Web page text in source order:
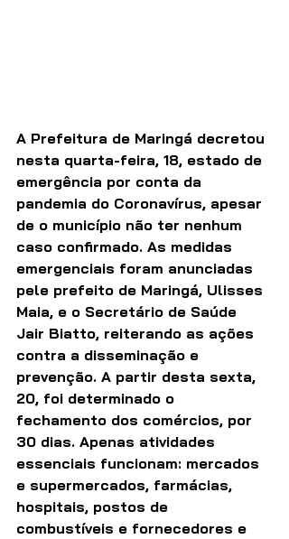
A Prefeitura de Maringá decretou
nesta quarta-feira, 18, estado de
emergência por conta da
pandemia do Coronavírus, apesar
de o município não ter nenhum
caso confirmado. As medidas
emergenciais foram anunciadas
pele prefeito de Maringá, Ulisses
Maia, e o Secretário de Saúde
Jair Biatto, reiterando as ações
contra a disseminação e
prevenção. A partir desta sexta,
20, foi determinado o
fechamento dos comércios, por
30 dias. Apenas atividades
essenciais funcionam: mercados
e supermercados, farmácias,
hospitais, postos de
combustíveis e fornecedores e